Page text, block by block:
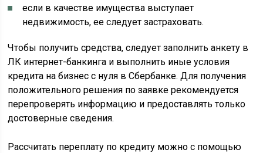
если в качестве имущества выступает
недвижимость, ее следует застраховать.
Чтобы получить средства, следует заполнить анкету в
ЛК интернет-банкинга и выполнить иные условия
кредита на бизнес с нуля в Сбербанке. Для получения
положительного решения по заявке рекомендуется
перепроверять информацию и предоставлять только
достоверные сведения.
Рассчитать переплату по кредиту можно с помощью